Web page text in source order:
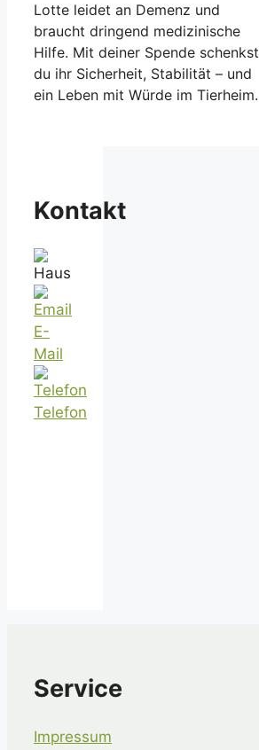
Lotte leidet an Demenz und
braucht dringend medizinische
Hilfe. Mit deiner Spende schenkst
du ihr Sicherheit, Stabilität – und
ein Leben mit Würde im Tierheim.
Kontakt
E-
Mail
Telefon
Service
Impressum